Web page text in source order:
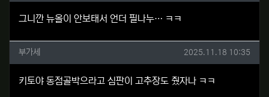
그니깐 뉴올이 안보태서 언더 필나누… ㅋㅋ
부가세님의 댓글
부가세 작성일
2025.11.18 10:35
키토야 동점골박으라고 심판이 고추장도 줬자나 ㅋㅋ